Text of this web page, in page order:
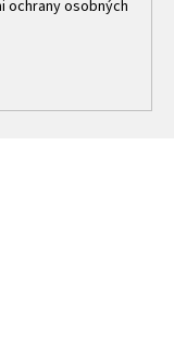
ochrany osobných